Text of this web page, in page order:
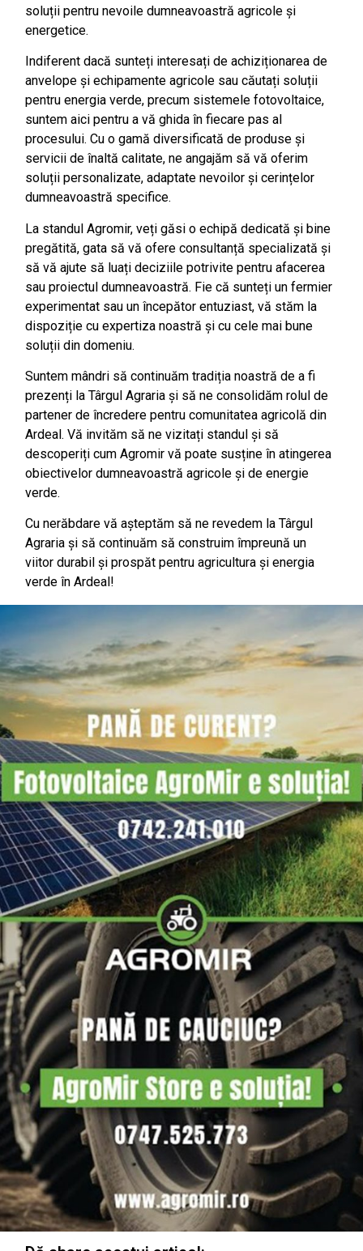
soluții pentru nevoile dumneavoastră agricole și
energetice.
Indiferent dacă sunteți interesați de achiziționarea de
anvelope și echipamente agricole sau căutați soluții
pentru energia verde, precum sistemele fotovoltaice,
suntem aici pentru a vă ghida în fiecare pas al
procesului. Cu o gamă diversificată de produse și
servicii de înaltă calitate, ne angajăm să vă oferim
soluții personalizate, adaptate nevoilor și cerințelor
dumneavoastră specifice.
La standul Agromir, veți găsi o echipă dedicată și bine
pregătită, gata să vă ofere consultanță specializată și
să vă ajute să luați deciziile potrivite pentru afacerea
sau proiectul dumneavoastră. Fie că sunteți un fermier
experimentat sau un începător entuziast, vă stăm la
dispoziție cu expertiza noastră și cu cele mai bune
soluții din domeniu.
Suntem mândri să continuăm tradiția noastră de a fi
prezenți la Târgul Agraria și să ne consolidăm rolul de
partener de încredere pentru comunitatea agricolă din
Ardeal. Vă invităm să ne vizitați standul și să
descoperiți cum Agromir vă poate susține în atingerea
obiectivelor dumneavoastră agricole și de energie
verde.
Cu nerăbdare vă așteptăm să ne revedem la Târgul
Agraria și să continuăm să construim împreună un
viitor durabil și prospăt pentru agricultura și energia
verde în Ardeal!